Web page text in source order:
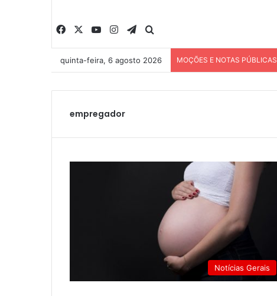
Facebook YouTubeInstagramTelegram
quinta-feira, 6 agosto 2026 MOÇÕES E NOTAS PÚBLICAS
empregador
Notícias Gerais